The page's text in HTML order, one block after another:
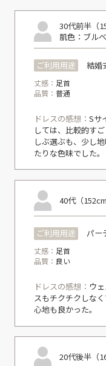
30代前半（
肌色：ブル
ご利用用途 結婚
丈感： 足首
品質： 普通
ドレスの感想： Sサ
しては、比較的す
しぶ選ぶも、少し
たりな色味でした。
40代（
ご利用用途 パー
丈感： 足首
品質： 良い
ドレスの感想： ウ
スもチクチクしな
心地も良かった。
20代後半（